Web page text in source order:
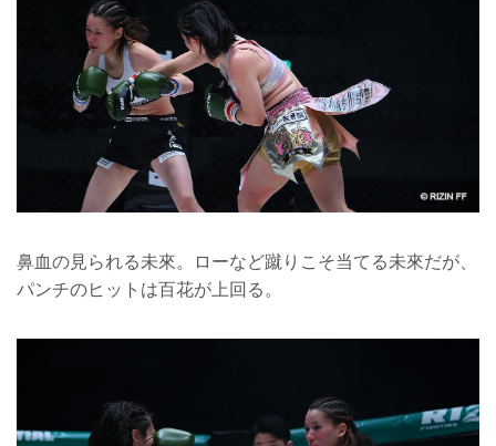
鼻血の見られる未來。ローなど蹴りこそ当てる未來だが、
パンチのヒットは百花が上回る。